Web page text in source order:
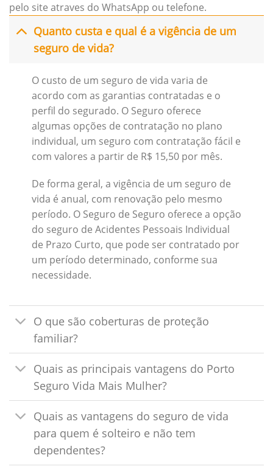
pelo site atraves do WhatsApp ou telefone.
Quanto custa e qual é a vigência de um
seguro de vida?
O custo de um seguro de vida varia de
acordo com as garantias contratadas e o
perfil do segurado. O Seguro oferece
algumas opções de contratação no plano
individual, um seguro com contratação fácil e
com valores a partir de R$ 15,50 por mês.
De forma geral, a vigência de um seguro de
vida é anual, com renovação pelo mesmo
período. O Seguro de Seguro oferece a opção
do seguro de Acidentes Pessoais Individual
de Prazo Curto, que pode ser contratado por
um período determinado, conforme sua
necessidade.
O que são coberturas de proteção
familiar?
Quais as principais vantagens do Porto
Seguro Vida Mais Mulher?
Quais as vantagens do seguro de vida
para quem é solteiro e não tem
dependentes?